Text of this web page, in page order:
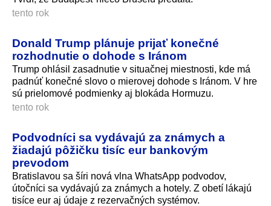
tento rok
Donald Trump plánuje prijať konečné
rozhodnutie o dohode s Iránom
Trump ohlásil zasadnutie v situačnej miestnosti, kde má
padnúť konečné slovo o mierovej dohode s Iránom. V hre
sú prielomové podmienky aj blokáda Hormuzu.
tento rok
Podvodníci sa vydávajú za známych a
žiadajú pôžičku tisíc eur bankovým
prevodom
Bratislavou sa šíri nová vlna WhatsApp podvodov,
útočníci sa vydávajú za známych a hotely. Z obetí lákajú
tisíce eur aj údaje z rezervačných systémov.